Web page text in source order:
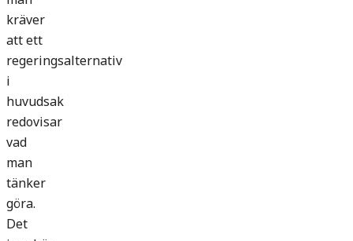
kräver
att ett
regeringsalternativ
i
huvudsak
redovisar
vad
man
tänker
göra.
Det